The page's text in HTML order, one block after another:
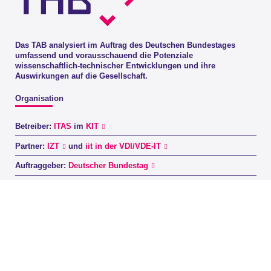
Das TAB analysiert im Auftrag des Deutschen Bundestages
umfassend und vorausschauend die Potenziale
wissenschaftlich-technischer Entwicklungen und ihre
Auswirkungen auf die Gesellschaft.
Organisation
Betreiber: ITAS im KIT
Partner: IZT und iit in der VDI/VDE-IT
Auftraggeber: Deutscher Bundestag